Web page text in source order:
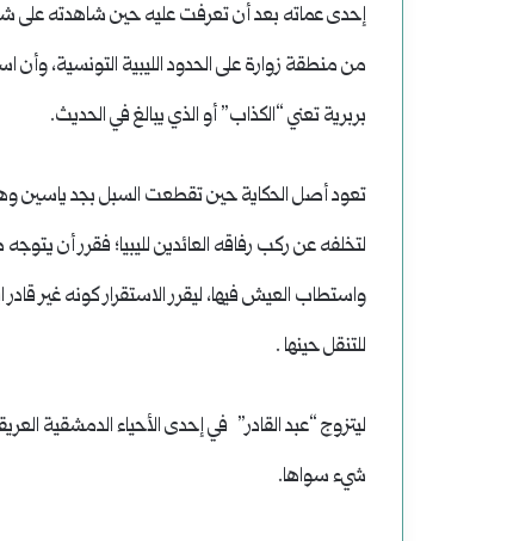
إحدى عماته بعد أن تعرفت عليه حين شاهدته على
من منطقة زوارة على الحدود الليبية
بربرية تعني “الكذاب” أو الذي يبالغ في الحديث.
تعود أصل الحكاية حين تقطعت السبل بجد ياسين
لتخلفه عن ركب رفاقه العائدين لليبيا؛ فقرر أن
واستطاب العيش فيها، ليقرر الاستقرار كونه غير
للتنقل حينها .
ليتزوج “عبد القادر” في إحدى الأحياء الدمشقية
شيء سواها.